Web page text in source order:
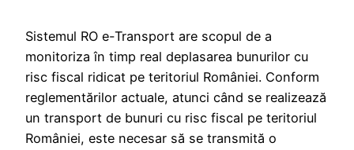
Sistemul RO e-Transport are scopul de a
monitoriza în timp real deplasarea bunurilor cu
risc fiscal ridicat pe teritoriul României. Conform
reglementărilor actuale, atunci când se realizează
un transport de bunuri cu risc fiscal pe teritoriul
României, este necesar să se transmită o